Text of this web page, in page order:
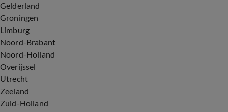
Gelderland
Groningen
Limburg
Noord-Brabant
Noord-Holland
Overijssel
Utrecht
Zeeland
Zuid-Holland